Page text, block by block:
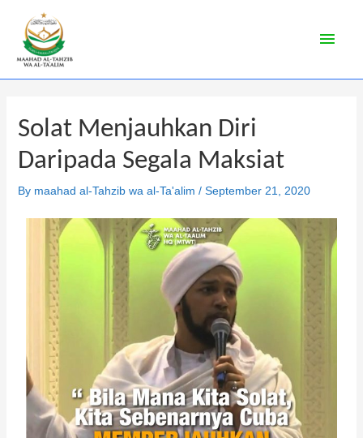
Solat Menjauhkan Diri
Daripada Segala Maksiat
By maahad al-Tahzib wa al-Ta'alim / September 21, 2020